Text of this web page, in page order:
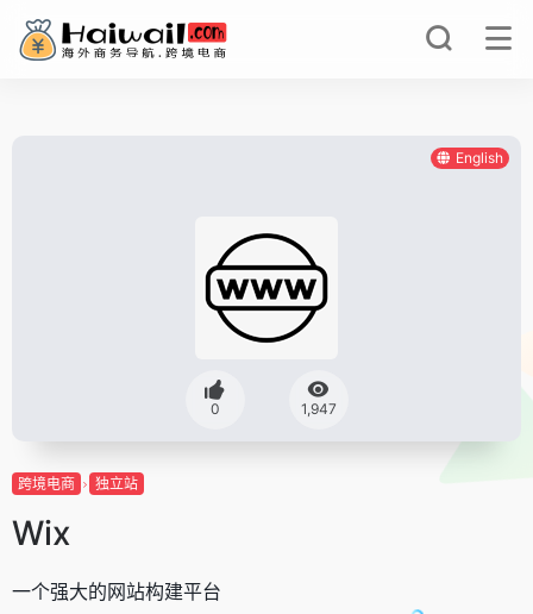
English
0 1,947
跨境电商 独立站
Wix
一个强大的网站构建平台